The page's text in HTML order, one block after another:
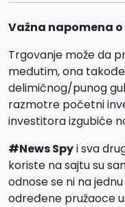
Važna napomena
Trgovanje može da
međutim, ona
delimičnog/punog
razmotre početni
investitora izgubiće
#News Spyi sva
koriste na sajtu su
odnose se ni na
određene pružaoce